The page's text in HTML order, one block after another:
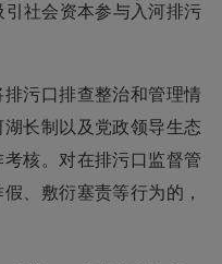
社会资本参与入河排污
污口排查整治和管理情
长制以及党政领导生态
核。对在排污口监督管
、敷衍塞责等行为的，